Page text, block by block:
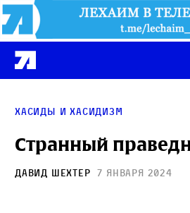
Хасиды и хасидизм
Странный
Давид Шехтер 7 января 2024